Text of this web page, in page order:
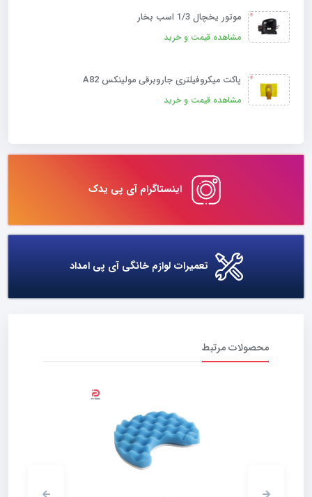
موتور یخچال 1/3 اسب بخار
مشاهده قیمت و خرید
پاکت میکروفیلتری جاروبرقی مولینکس A82
مشاهده قیمت و خرید
اینستاگرام آی پی یدک
تعمیرات لوازم خانگی آی پی امداد
محصولات مرتبط